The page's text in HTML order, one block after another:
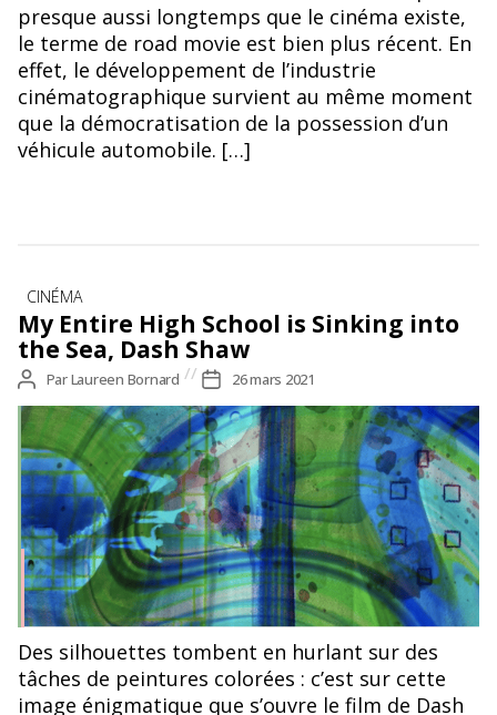
presque aussi longtemps que le cinéma existe,
le terme de road movie est bien plus récent. En
effet, le développement de l’industrie
cinématographique survient au même moment
que la démocratisation de la possession d’un
véhicule automobile. […]
Catégories
CINÉMA
My Entire High School is Sinking into
the Sea, Dash Shaw
Auteur
de
l’article
ParLaureen Bornard
Date
de
l’article
26 mars 2021
©My Entire High School is Sinking into the Sea, Dash Shaw
Des silhouettes tombent en hurlant sur des
tâches de peintures colorées : c’est sur cette
image énigmatique que s’ouvre le film de Dash